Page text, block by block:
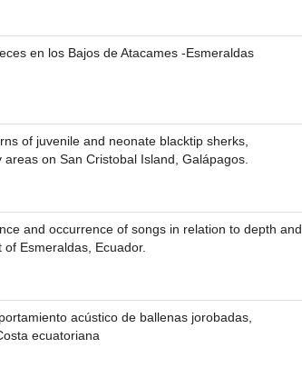
en los Bajos de Atacames -Esmeraldas
of juvenile and neonate blacktip sherks,
on San Cristobal Island, Galápagos.
and occurrence of songs in relation to depth and
Esmeraldas, Ecuador.
acústico de ballenas jorobadas,
ecuatoriana